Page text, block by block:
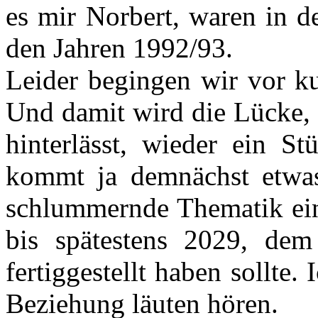
es mir Norbert, waren in
den Jahren 1992/93.
Leider begingen wir vor
Und damit wird die
hinterlässt, wieder ein
kommt ja demnächst
schlummernde Thematik
bis spätestens 2029,
fertiggestellt haben sollte.
Beziehung läuten hören.